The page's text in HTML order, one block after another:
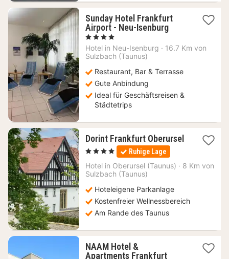
Sunday Hotel Frankfurt
Airport - Neu-Isenburg1
ab
, 4 Sterne
Hotel in Neu-Isenburg · 16.7 Km von
Sulzbach (Taunus)
Restaurant, Bar & Terrasse
Gute Anbindung
Ideal für Geschäftsreisen &
Städtetrips
Dorint Frankfurt Oberursel
1
Nacht
ab
111,60
, 4 Sterne Ruhige Lage
Hotel in Oberursel (Taunus) · 8 Km von
Sulzbach (Taunus)
Hoteleigene Parkanlage
Kostenfreier Wellnessbereich
Am Rande des Taunus
NAAM Hotel &
Apartments Frankfurt1